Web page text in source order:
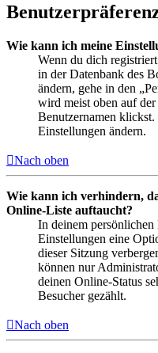
Wie kann ich meine
Wenn du dich
in der Datenbank des
ändern, gehe in den
wird meist oben auf
Benutzernamen
Einstellungen ändern.
Nach oben
Wie kann ich verhindern,
Online-Liste auftaucht?
In deinem
Einstellungen eine
dieser Sitzung
können nur
deinen Online-Status
Besucher gezählt.
Nach oben